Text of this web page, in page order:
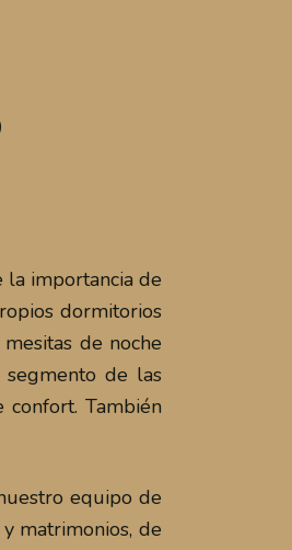
la importancia de
dormitorios
de noche
segmento de las
confort. También
equipo de
matrimonios, de